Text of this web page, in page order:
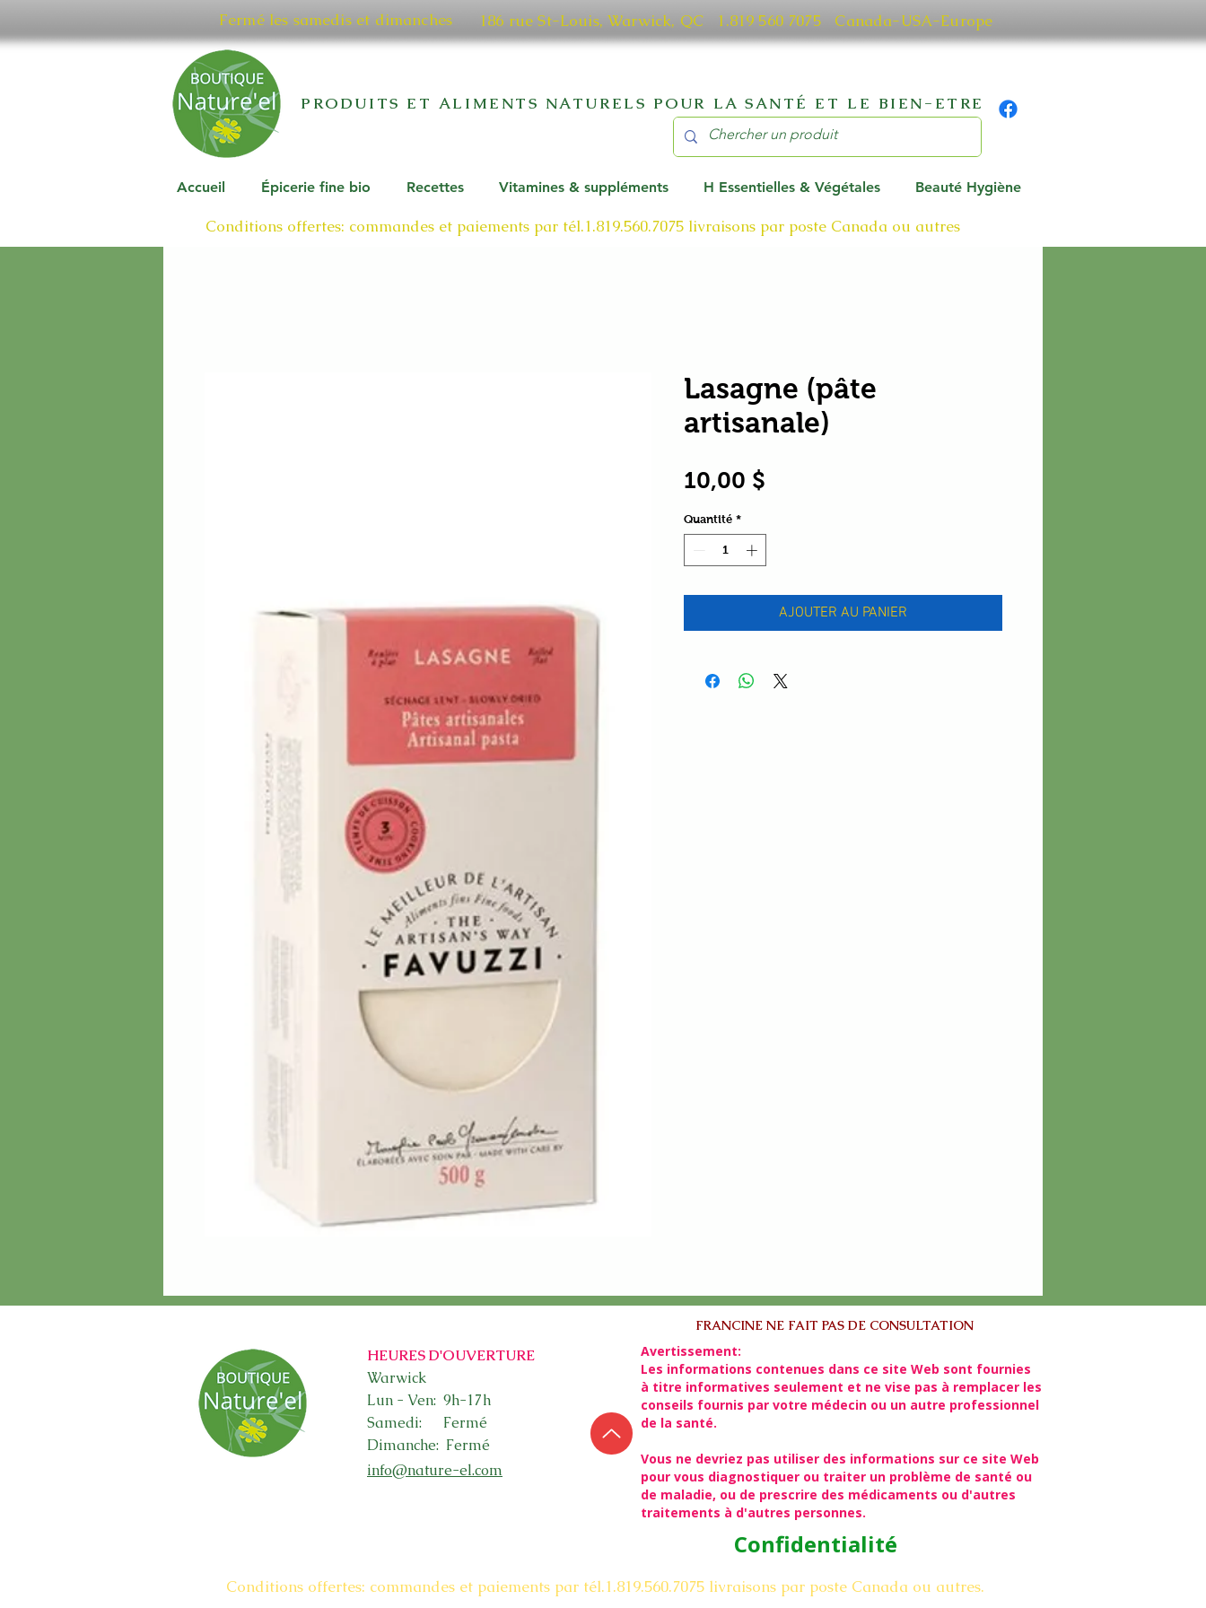
Fermé les samedis et dimanches 186 rue St-Louis, Warwick, QC​ 1.819 560 7075 Canada-USA-Europe
PRODUITS ET ALIMENTS NATURELS POUR LA SANTÉ ET LE BIEN-ETRE
Accueil Épicerie fine bio Recettes Vitamines & suppléments H Essentielles & Végétales Beauté Hygiène
Conditions offertes: commandes et paiements par tél.1.819.560.7075 livraisons par poste Canada ou autres
Lasagne (pâte
artisanale)
10,00 $
Quantité *
AJOUTER AU PANIER
FRANCINE NE FAIT PAS DE CONSULTATION
HEURES D'OUVERTURE
Warwick​
Lun - Ven: 9h-17h
Samedi: Fermé
Dimanche: Fermé
info@nature-el.com
Avertissement:
Les informations contenues dans ce site Web sont fournies
à titre informatives seulement et ne vise pas à remplacer les
conseils fournis par votre médecin ou un autre professionnel
de la santé.
Vous ne devriez pas utiliser des informations sur ce site Web
pour vous diagnostiquer ou traiter un problème de santé ou
de maladie, ou de prescrire des médicaments ou d'autres
traitements à d'autres personnes.
Confidentialité
Conditions offertes: commandes et paiements par tél.1.819.560.7075 livraisons par poste Canada ou autres.